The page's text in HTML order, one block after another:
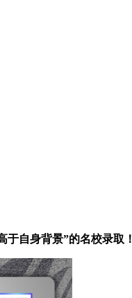
自身背景”的名校录取！